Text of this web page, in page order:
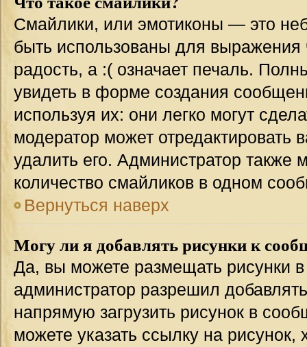
Смайлики, или эмотиконы — это
быть использованы для выражения
радость, а :( означает печаль.
увидеть в форме создания
используя их: они легко могут
модератор может
удалить его. Администратор также
количество смайликов в одном
Вернуться наверх
Могу ли я добавлять рисунки к
Да, вы можете размещать рисунки
администратор разрешил
напрямую загрузить рисунок в
можете указать ссылку на